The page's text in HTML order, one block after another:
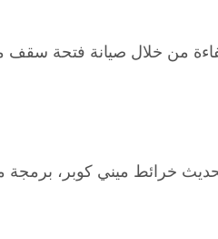
من خلال صيانة فتحة سقف
خرائط ميني كوبر، برمجة